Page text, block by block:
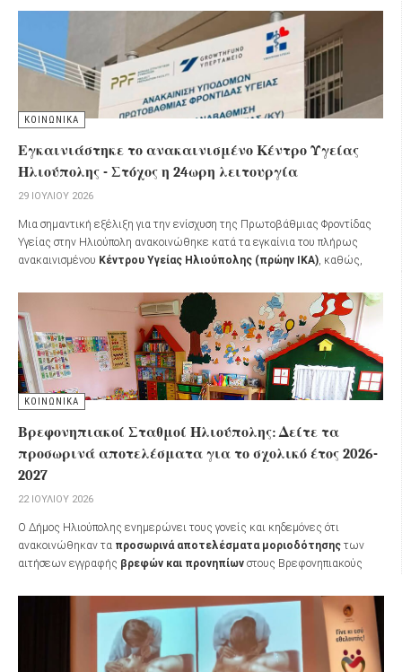
2026-2027.
ΚΟΙΝΩΝΙΚΑ
Εγκαινιάστηκε το ανακαινισμένο Κέντρο Υγείας
Ηλιούπολης - Στόχος η 24ωρη λειτουργία
29 ΙΟΥΛΊΟΥ 2026
Μια σημαντική εξέλιξη για την ενίσχυση της Πρωτοβάθμιας Φροντίδας
Υγείας στην Ηλιούπολη ανακοινώθηκε κατά τα εγκαίνια του πλήρως
ανακαινισμένου Κέντρου Υγείας Ηλιούπολης (πρώην ΙΚΑ), καθώς,
μετατραπεί σεΚέντρο Υγείας 24ωρης λειτουργίας εντός του 2026.
ΚΟΙΝΩΝΙΚΑ
Βρεφονηπιακοί Σταθμοί Ηλιούπολης: Δείτε τα
προσωρινά αποτελέσματα για το σχολικό έτος 2026-
2027
22 ΙΟΥΛΊΟΥ 2026
Ο Δήμος Ηλιούπολης ενημερώνει τους γονείς και κηδεμόνες ότι
ανακοινώθηκαν τα προσωρινά αποτελέσματα μοριοδότησης των
αιτήσεων εγγραφής βρεφών και προνηπίων στους Βρεφονηπιακούς